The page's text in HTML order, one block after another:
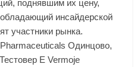
поднявшим их цену,
обладающий инсайдерской
участники рынка.
Одинцово,
Е Vermoje